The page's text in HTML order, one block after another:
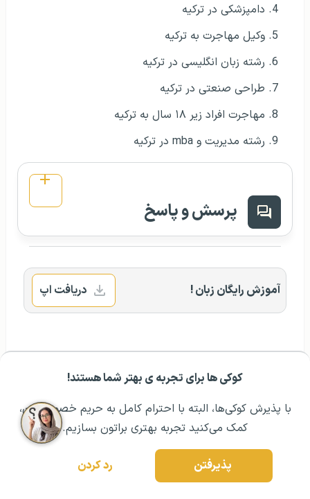
کوکی ها برای تجربه ی بهتر شما هستند!
با پذیرش کوکی‌ها، البته با احترام کامل به حریم خصوصیتون،
کمک می‌کنید تجربه بهتری براتون بسازیم.
پذیرفتن رد کردن
مشــاوره اولیه رایگان: ۰۲۱ ۴۳۰۰۰ ۰۲۱ رزرو مشاوره تخصصی
دامپزشکی در ترکیه
وکیل مهاجرت به ترکیه
رشته زبان انگلیسی در ترکیه
طراحی صنعتی در ترکیه
مهاجرت افراد زیر ۱۸ سال به ترکیه
رشته مدیریت و mba در ترکیه
پرسش و پاسخ
آموزش رایگان زبان ! دریافت اپ
درخواست مشاوره ۰۲۱ ۴۳۰۰۰ ۰۲۱
دسترسی سریع